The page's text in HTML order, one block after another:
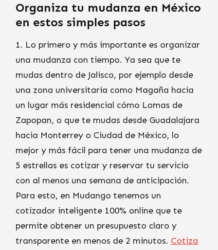
Organiza tu mudanza en México
en estos simples pasos
1. Lo primero y más importante es organizar
una mudanza con tiempo. Ya sea que te
mudas dentro de Jalisco, por ejemplo desde
una zona universitaria como Magaña hacia
un lugar más residencial cómo Lomas de
Zapopan, o que te mudas desde Guadalajara
hacia Monterrey o Ciudad de México, lo
mejor y más fácil para tener una mudanza de
5 estrellas es cotizar y reservar tu servicio
con al menos una semana de anticipación.
Para esto, en Mudango tenemos un
cotizador inteligente 100% online que te
permite obtener un presupuesto claro y
transparente en menos de 2 minutos. Cotiza